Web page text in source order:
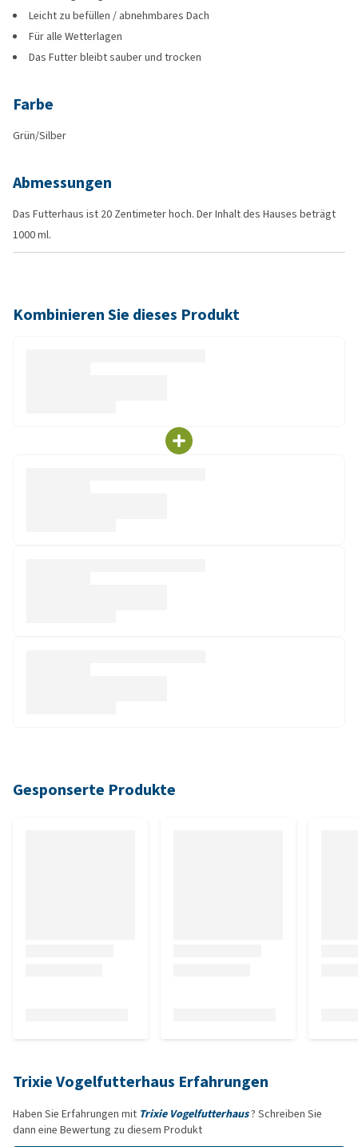
Leicht zu befüllen / abnehmbares Dach
Für alle Wetterlagen
Das Futter bleibt sauber und trocken
Farbe
Grün/Silber
Abmessungen
Das Futterhaus ist 20 Zentimeter hoch. Der Inhalt des Hauses beträgt
1000 ml.
Kombinieren Sie dieses Produkt
Gesponserte Produkte
Trixie Vogelfutterhaus Erfahrungen
Haben Sie Erfahrungen mit Trixie Vogelfutterhaus? Schreiben Sie
dann eine Bewertung zu diesem Produkt